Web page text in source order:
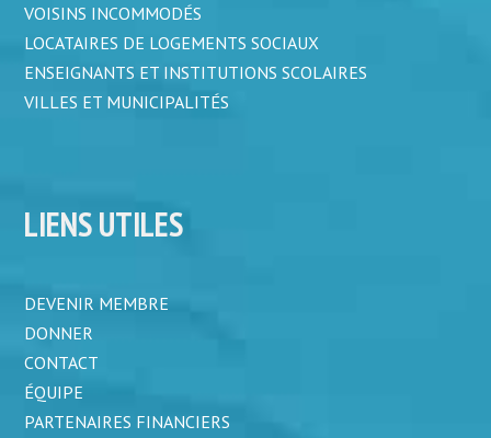
VOISINS INCOMMODÉS
LOCATAIRES DE LOGEMENTS SOCIAUX
ENSEIGNANTS ET INSTITUTIONS SCOLAIRES
VILLES ET MUNICIPALITÉS
LIENS UTILES
DEVENIR MEMBRE
DONNER
CONTACT
ÉQUIPE
PARTENAIRES FINANCIERS